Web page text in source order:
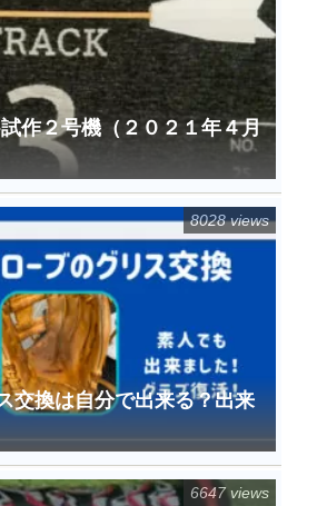
作２号機（２０２１年４月
交換は自分で出来る？出来
8028 views
6647 views